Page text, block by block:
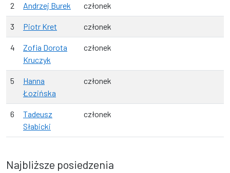
2 Andrzej Burek członek
3 Piotr Kret członek
4
Zofia Dorota
Kruczyk
członek
5
Hanna
Łozińska
członek
6
Tadeusz
Słabicki
członek
Najbliższe posiedzenia